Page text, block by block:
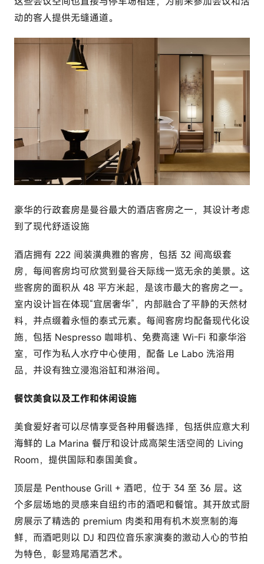
动的客人提供无缝通道。
豪华的行政套房是曼谷最大的酒店客房之一，其设计考虑
到了现代舒适设施
酒店拥有 222 间装潢典雅的客房，包括 32 间高级套
房，每间客房均可欣赏到曼谷天际线一览无余的美景。这
些客房的面积从 48 平方米起，是该市最大的客房之一。
室内设计旨在体现“宜居奢华”，内部融合了平静的天然材
料，并点缀着永恒的泰式元素。每间客房均配备现代化设
施，包括 Nespresso 咖啡机、免费高速 Wi-Fi 和豪华浴
室，可作为私人水疗中心使用，配备 Le Labo 洗浴用
品，并设有独立浸泡浴缸和淋浴间。
餐饮美食以及工作和休闲设施
美食爱好者可以尽情享受各种用餐选择，包括供应意大利
海鲜的 La Marina 餐厅和设计成高架生活空间的 Living
Room，提供国际和泰国美食。
顶层是 Penthouse Grill + 酒吧，位于 34 至 36 层。这
个多层场地的灵感来自纽约市的酒吧和餐馆。其开放式厨
房展示了精选的 premium 肉类和用有机木炭烹制的海
鲜，而酒吧则以 DJ 和四位音乐家演奏的激动人心的节拍
为特色，彰显鸡尾酒艺术。